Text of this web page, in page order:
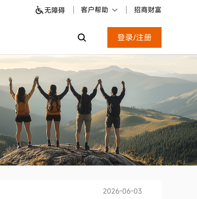
无障碍 客户帮助 招商财富
登录/注册
2026-06-03